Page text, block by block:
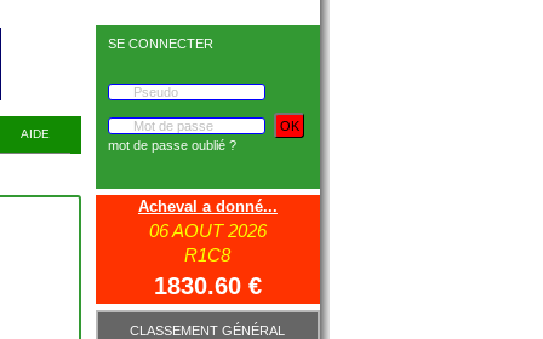
AIDE
SE CONNECTER
mot de passe oublié ?
Acheval a donné...
06 AOUT 2026
R1C8
1830.60 €
CLASSEMENT GÉNÉRAL